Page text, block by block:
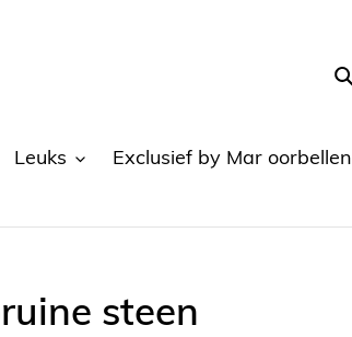
Leuks Exclusief by Mar oorbellen
steen